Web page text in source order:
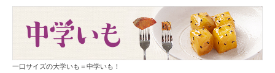
一口サイズの大学いも＝中学いも！